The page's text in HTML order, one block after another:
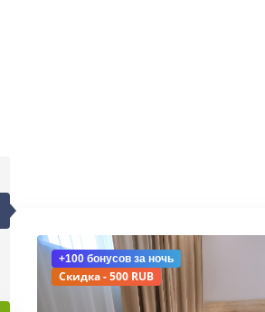
+100 бонусов за ночь
Скидка - 500 RUB